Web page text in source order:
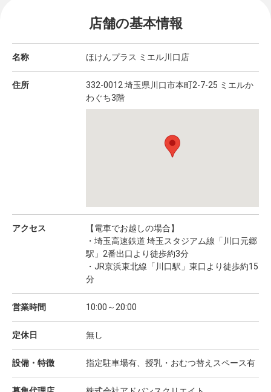
店舗の基本情報
名称 ほけんプラス ミエル川口店
住所
332-0012 埼玉県川口市本町2-7-25 ミエルか
わぐち3階
アクセス
【電車でお越しの場合】
・埼玉高速鉄道 埼玉スタジアム線「川口元郷
駅」2番出口より徒歩約3分
・JR京浜東北線「川口駅」東口より徒歩約15
分
営業時間 10:00～20:00
定休日 無し
設備・特徴 指定駐車場有、授乳・おむつ替えスペース有